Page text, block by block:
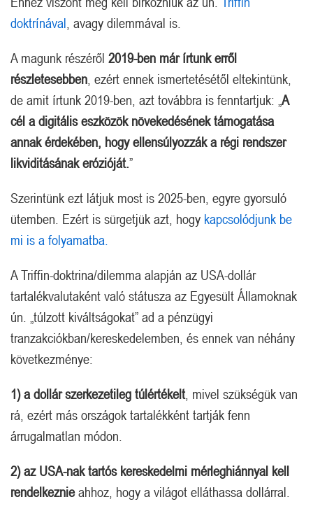
doktrínával , avagy dilemmával is.
A magunk részéről 2019-ben már írtunk erről
részletesebben , ezért ennek ismertetésétől eltekintünk,
de amit írtunk 2019-ben, azt továbbra is fenntartjuk: „ A
cél a digitális eszközök növekedésének támogatása
annak érdekében, hogy ellensúlyozzák a régi rendszer
likviditásának erózióját.”
Szerintünk ezt látjuk most is 2025-ben, egyre gyorsuló
ütemben. Ezért is sürgetjük azt, hogy kapcsolódjunk be
mi is a folyamatba.
A Triffin-doktrina/dilemma alapján az USA-dollár
tartalékvalutaként való státusza az Egyesült Államoknak
ún. „túlzott kiváltságokat” ad a pénzügyi
tranzakciókban/kereskedelemben, és ennek van néhány
következménye:
1) a dollár szerkezetileg túlértékelt , mivel szükségük van
rá, ezért más országok tartalékként tartják fenn
árrugalmatlan módon.
2) az USA-nak tartós kereskedelmi mérleghiánnyal kell
rendelkeznieahhoz, hogy a világot elláthassa dollárral.